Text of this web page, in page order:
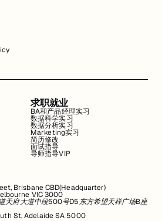
求职就业
BA和产品经理实习
数据科学实习
数据分析实习
Marketing实习
简历修改
面试指导
导师指导VIP
Brisbane CBD(Headquarter)
VIC 3000
天府大道中段500号D5东方希望天祥广场B座
St, Adelaide SA 5000